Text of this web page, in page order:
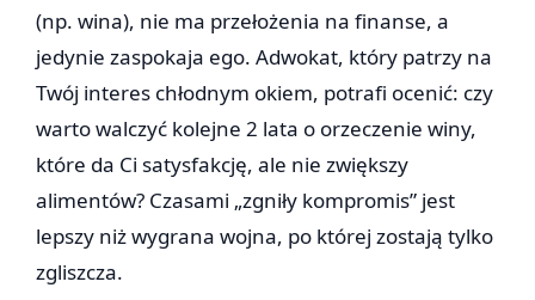
(np. wina), nie ma przełożenia na finanse, a
jedynie zaspokaja ego. Adwokat, który patrzy na
Twój interes chłodnym okiem, potrafi ocenić: czy
warto walczyć kolejne 2 lata o orzeczenie winy,
które da Ci satysfakcję, ale nie zwiększy
alimentów? Czasami „zgniły kompromis” jest
lepszy niż wygrana wojna, po której zostają tylko
zgliszcza.